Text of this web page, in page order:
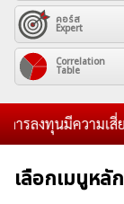
Articles
VPS Register
คอร์ส
Expert
Correlation
Table
รลงทุนมีความเสี่ย
เลือกเมนูหลัก